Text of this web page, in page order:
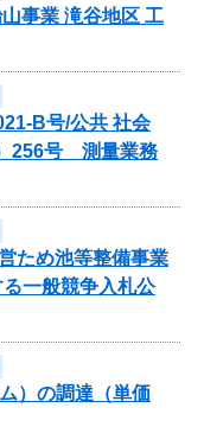
事業 滝谷地区 工
B号/公共 社会
256号 測量業務
ため池等整備事業
一般競争入札公
）の調達（単価